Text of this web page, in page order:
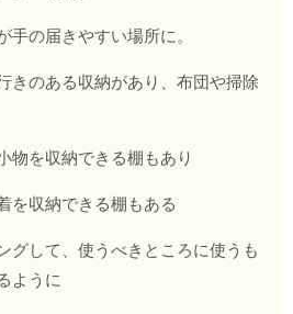
手の届きやすい場所に。
きのある収納があり、布団や掃除
物を収納できる棚もあり
を収納できる棚もある
グして、使うべきところに使うも
ように